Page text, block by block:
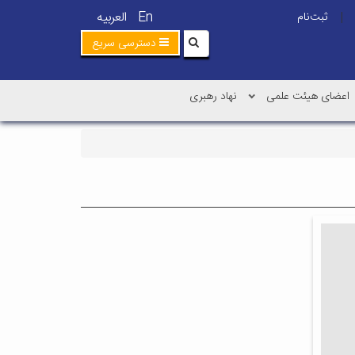
En العربیه |
ثبت‌نام
دسترسی سریع
اعضای هیئت علمی نهاد رهبری